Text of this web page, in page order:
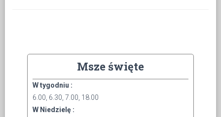
Msze święte
W tygodniu :
6.00, 6.30, 7.00, 18.00
W Niedzielę :